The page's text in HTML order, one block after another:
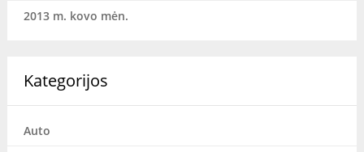
2013 m. kovo mėn.
Kategorijos
Auto